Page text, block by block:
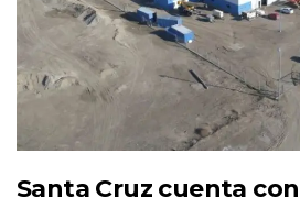
Santa Cruz cuenta